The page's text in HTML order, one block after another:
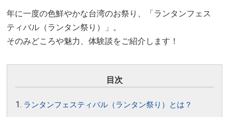
年に一度の色鮮やかな台湾のお祭り、「ランタンフェス
ティバル（ランタン祭り）」。
そのみどころや魅力、体験談をご紹介します！
目次
ランタンフェスティバル（ランタン祭り）とは？